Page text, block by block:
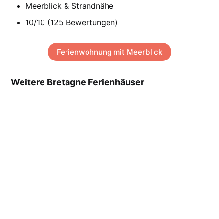
Meerblick & Strandnähe
10/10 (125 Bewertungen)
Ferienwohnung mit Meerblick
Weitere Bretagne Ferienhäuser